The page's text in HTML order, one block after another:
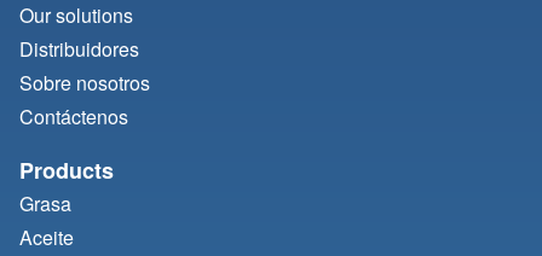
Our solutions
Distribuidores
Sobre nosotros
Contáctenos
Products
Grasa
Aceite